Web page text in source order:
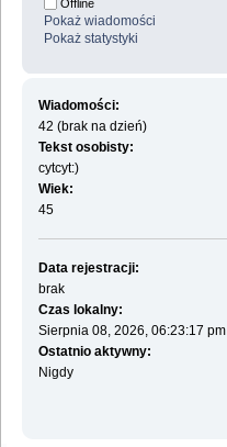
Offline
Pokaż wiadomości
Pokaż statystyki
Wiadomości:
42 (brak na dzień)
Tekst osobisty:
cytcyt:)
Wiek:
45
Data rejestracji:
brak
Czas lokalny:
Sierpnia 08, 2026, 06:23:17 pm
Ostatnio aktywny:
Nigdy